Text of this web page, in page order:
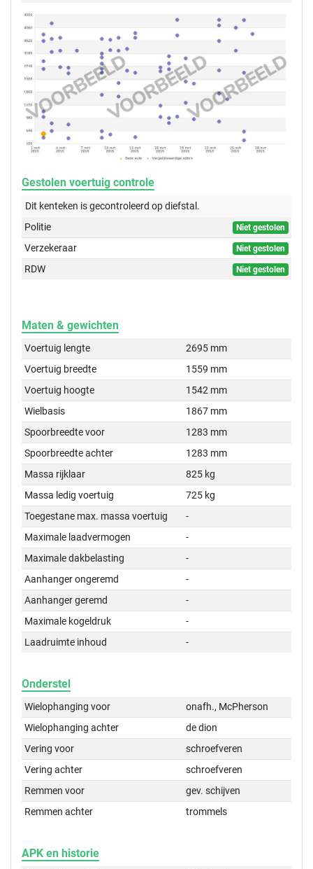
Gestolen voertuig controle
Dit kenteken is gecontroleerd opdiefstal.
Politie
Niet gestolen
Verzekeraar Niet gestolen
RDW Niet gestolen
Maten & gewichten
Voertuig lengte
2695 mm
Voertuig breedte
1559 mm
Voertuig hoogte
1542 mm
Wielbasis
1867 mm
Spoorbreedte voor
1283 mm
Spoorbreedte achter
1283 mm
Massa rijklaar
825 kg
Massa ledig voertuig
725 kg
Toegestane max. massa voertuig
-
Maximale laadvermogen
-
Maximale dakbelasting
-
Aanhanger ongeremd
-
Aanhanger geremd
-
Maximale kogeldruk
-
Laadruimte inhoud
-
Onderstel
Wielophanging voor
onafh., McPherson
Wielophanging achter
de dion
Vering voor
schroefveren
Vering achter
schroefveren
Remmen voor
gev. schijven
Remmen achter
trommels
APK en historie